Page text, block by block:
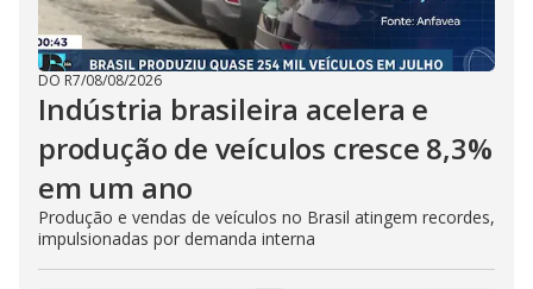
DO R7/08/08/2026
Indústria brasileira acelera e
produção de veículos cresce 8,3%
em um ano
Produção e vendas de veículos no Brasil atingem recordes,
impulsionadas por demanda interna